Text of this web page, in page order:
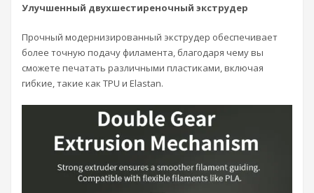
Улучшенный двухшестиреночный экструдер
Прочный модернизированный экструдер обеспечивает
более точную подачу филамента, благодаря чему вы
сможете печатать различными пластиками, включая
гибкие, такие как TPU и Elastan.